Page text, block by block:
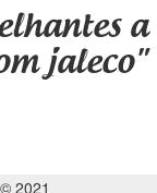
a
jaleco"
2021